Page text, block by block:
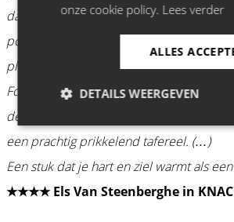
dat beide filosofen niet idealiseert
portretteert. (…) Een dialoog waarin
plaats staat (…) Precies dát maakt
Focketyn en Eggers doen met Van
de spots met het scènebeeld doen: ze
een prachtig prikkelend tafereel. (…)
Een stuk dat je hart en ziel warmt als
★★★★ Els Van Steenberghe in
onze cookie policy. Lees verder
ALLES
DETAILS WEERGEVEN